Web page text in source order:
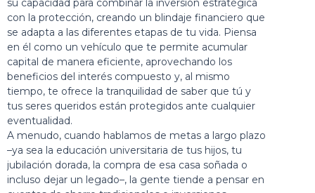
su capacidad para combinar la inversión estratégica
con la protección, creando un blindaje financiero que
se adapta a las diferentes etapas de tu vida. Piensa
en él como un vehículo que te permite acumular
capital de manera eficiente, aprovechando los
beneficios del interés compuesto y, al mismo
tiempo, te ofrece la tranquilidad de saber que tú y
tus seres queridos están protegidos ante cualquier
eventualidad.
A menudo, cuando hablamos de metas a largo plazo
–ya sea la educación universitaria de tus hijos, tu
jubilación dorada, la compra de esa casa soñada o
incluso dejar un legado–, la gente tiende a pensar en